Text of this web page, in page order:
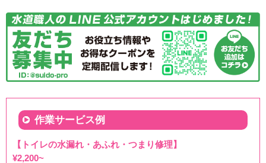
作業サービス例
【トイレの水漏れ・あふれ・つまり修理】
¥2,200~